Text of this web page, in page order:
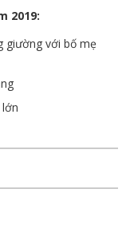
2019:
giường với bố mẹ